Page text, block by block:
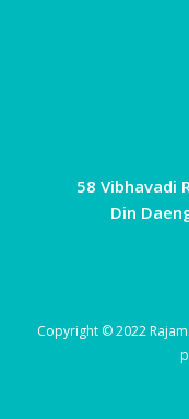
58 Vibhavadi
Din
Copyright © 2022